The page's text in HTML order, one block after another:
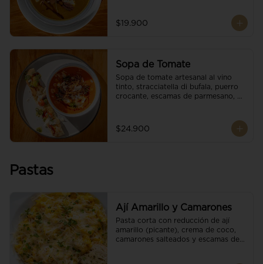
$19.900
Sopa de Tomate
Sopa de tomate artesanal al vino
tinto, stracciatella di bufala, puerro
crocante, escamas de parmesano,
Acompañado de un tostón de pan
focaccia.
$24.900
Pastas
Ají Amarillo y Camarones
Pasta corta con reducción de ají
amarillo (picante), crema de coco,
camarones salteados y escamas de